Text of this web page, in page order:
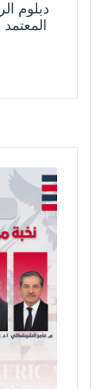
دبلوم